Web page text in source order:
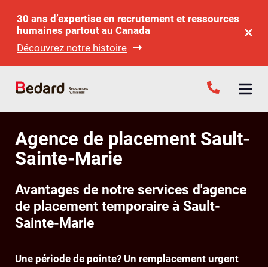
30 ans d’expertise en recrutement et ressources
humaines partout au Canada
Découvrez notre histoire
Agence de placement Sault-
Sainte-Marie
Avantages de notre services d'agence
de placement temporaire à Sault-
Sainte-Marie
Une période de pointe? Un remplacement urgent